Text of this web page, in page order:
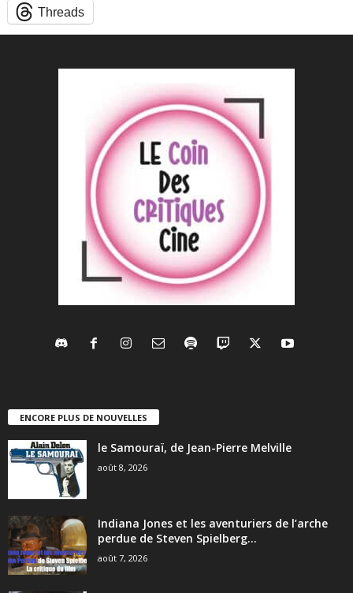
Threads
ENCORE PLUS DE NOUVELLES
le Samouraï, de Jean-Pierre Melville
août 8, 2026
Indiana Jones et les aventuriers de l’arche
perdue de Steven Spielberg...
août 7, 2026